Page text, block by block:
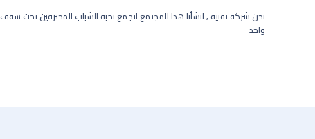
نحن شركة تقنية , انشأنا هذا المجتمع لنجمع نخبة الشباب المحترفين تحت سقف
واحد